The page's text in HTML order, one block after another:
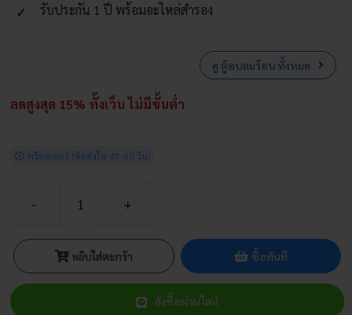
รับประกัน 1 ปี พร้อมอะไหล่สำรอง
ดู ตู้อบลมร้อน ทั้งหมด
ลดสูงสุด 15% ทั้งเว็บ ไม่มีขั้นต่ำ
พรีออเดอร์ (จัดส่งใน 45-60 วัน)
จำนวน
อบ
ร้อน
หยิบใส่ตะกร้า ซื้อทันที
สั่งซื้อผ่านไลน์